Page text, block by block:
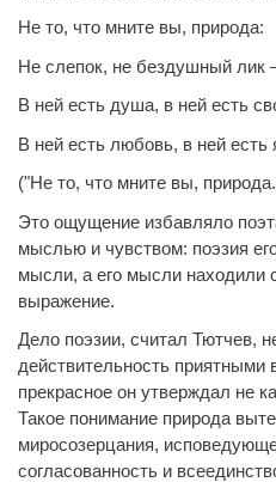
Не то, что мните вы, природа:
Не слепок, не бездушный лик
В ней есть душа, в ней есть
В ней есть любовь, в ней есть
("Не то, что мните вы,
Это ощущение избавляло
мыслью и чувством: поэзия
мысли, а его мысли находили
выражение.
Дело поэзии, считал Тютчев,
действительность
прекрасное он утверждал не
Такое понимание природа
миросозерцания,
согласованность и